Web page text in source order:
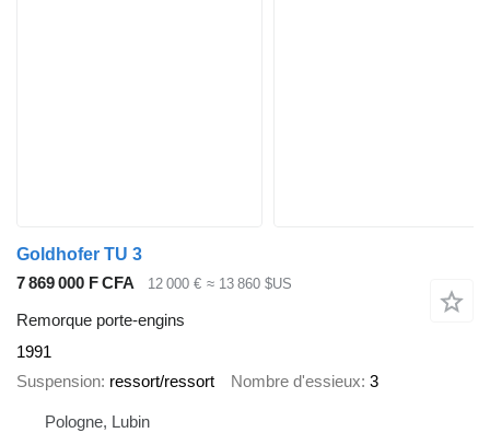
Goldhofer TU 3
7 869 000 F CFA
12 000 € ≈ 13 860 $US
Remorque porte-engins
1991
Suspension ressort/ressort Nombre d'essieux 3
Pologne, Lubin